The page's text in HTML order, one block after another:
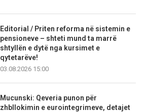
Editorial / Priten reforma në sistemin e
pensioneve – shteti mund ta marrë
shtyllën e dytë nga kursimet e
qytetarëve!
03.08.2026 15:00
Mucunski: Qeveria punon për
zhbllokimin e eurointegrimeve, detajet